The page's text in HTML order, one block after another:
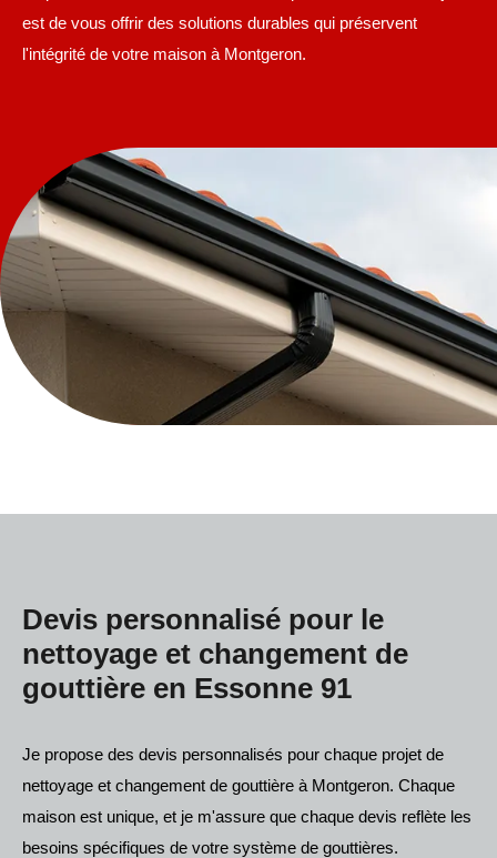
est de vous offrir des solutions durables qui préservent
l'intégrité de votre maison à Montgeron.
Devis personnalisé pour le
nettoyage et changement de
gouttière en Essonne 91
Je propose des devis personnalisés pour chaque projet de
nettoyage et changement de gouttière à Montgeron. Chaque
maison est unique, et je m'assure que chaque devis reflète les
besoins spécifiques de votre système de gouttières.